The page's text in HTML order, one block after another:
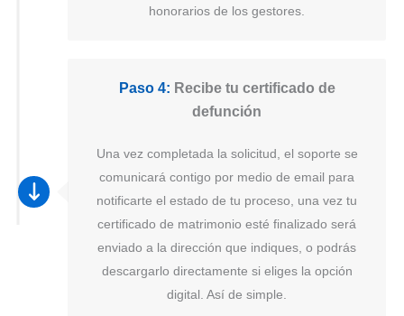
honorarios de los gestores.
Paso 4: Recibe tu certificado de
defunción
Una vez completada la solicitud, el soporte se
comunicará contigo por medio de email para
notificarte el estado de tu proceso, una vez tu
certificado de matrimonio esté finalizado será
enviado a la dirección que indiques, o podrás
descargarlo directamente si eliges la opción
digital. Así de simple.